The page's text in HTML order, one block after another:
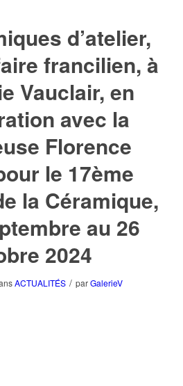
d’atelier,
francilien, à
Vauclair, en
avec la
Florence
le 17ème
la Céramique,
au 26
2024
ACTUALITÉS / parGalerieV